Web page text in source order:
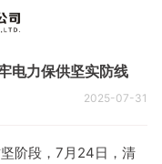
电力保供坚实防线
2025-07-31
阶段，7月24日，清